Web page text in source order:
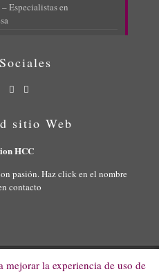
Especialistas en
sitio Web
HCC
pasión. Haz click en el nombre
contacto
la experiencia de uso de